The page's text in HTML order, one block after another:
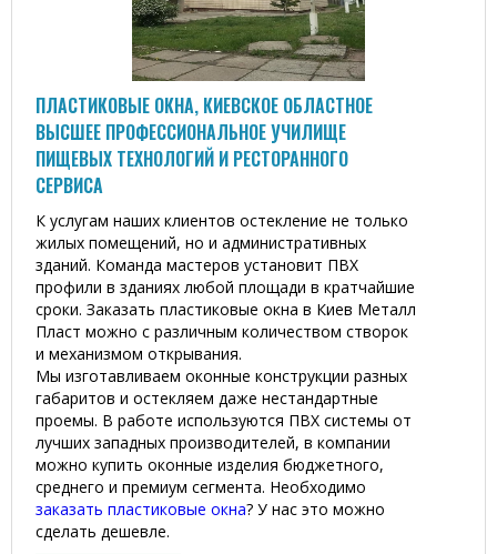
ПЛАСТИКОВЫЕ ОКНА, КИЕВСКОЕ ОБЛАСТНОЕ
ВЫСШЕЕ ПРОФЕССИОНАЛЬНОЕ УЧИЛИЩЕ
ПИЩЕВЫХ ТЕХНОЛОГИЙ И РЕСТОРАННОГО
СЕРВИСА
К услугам наших клиентов остекление не только
жилых помещений, но и административных
зданий. Команда мастеров установит ПВХ
профили в зданиях любой площади в кратчайшие
сроки. Заказать пластиковые окна в Киев Металл
Пласт можно с различным количеством створок
и механизмом открывания.
Мы изготавливаем оконные конструкции разных
габаритов и остекляем даже нестандартные
проемы. В работе используются ПВХ системы от
лучших западных производителей, в компании
можно купить оконные изделия бюджетного,
среднего и премиум сегмента. Необходимо
заказать пластиковые окна? У нас это можно
сделать дешевле.